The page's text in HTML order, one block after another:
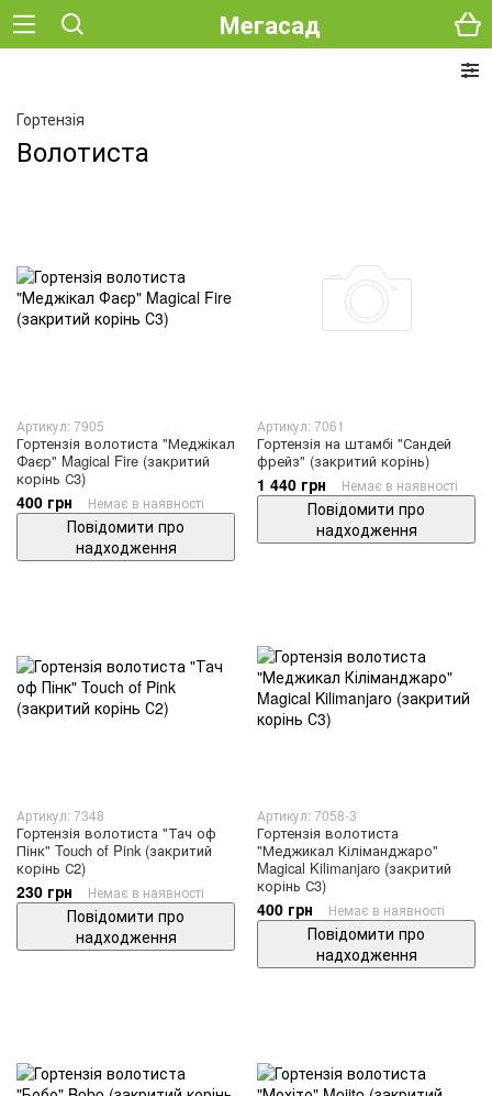
Мегасад
Гортензія
Волотиста
Артикул: 7905
Гортензія волотиста "Меджікал
Фаєр" Magical Fire (закритий
корінь С3)
400 грн Немає в наявності
Повідомити про
надходження
Артикул: 7061
Гортензія на штамбі "Сандей
фрейз" (закритий корінь)
1 440 грн Немає в наявності
Повідомити про
надходження
Артикул: 7348
Гортензія волотиста "Тач оф
Пінк" Touch of Pink (закритий
корінь С2)
230 грн Немає в наявності
Повідомити про
надходження
Артикул: 7058-3
Гортензія волотиста
"Меджикал Кіліманджаро"
Magical Kilimanjaro (закритий
корінь С3)
400 грн Немає в наявності
Повідомити про
надходження